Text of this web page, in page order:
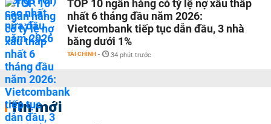
TOP 10 ngân hàng có tỷ lệ nợ xấu thấp
nhất 6 tháng đầu năm 2026:
Vietcombank tiếp tục dẫn đầu, 3 nhà
băng dưới 1%
TÀI CHÍNH - 34 phút trước
Tin mới